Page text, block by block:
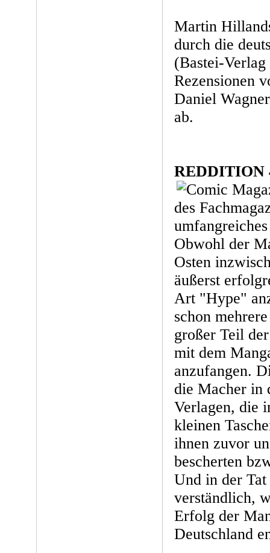
Martin
durch die
(Bastei-
Rezensionen
Daniel
ab.
REDDITION
des
Obwohl der
Osten
äußerst
Art "Hype"
schon
großer Teil
mit dem
anzufangen.
die Macher in
Verlagen, die
kleinen
ihnen zuvor
bescherten
Und in der
verständlich,
Erfolg der
Deutschland